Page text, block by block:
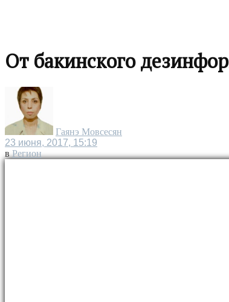
От бакинского
Гаянэ Мовсесян
23 июня, 2017, 15:19
в Регион